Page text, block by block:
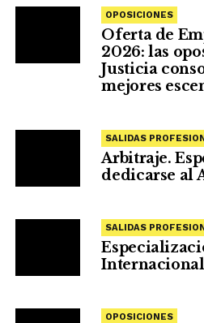
OPOSICIONES
Oferta de
2026: las
Justicia
mejores
SALIDAS
Arbitraje.
dedicarse al
SALIDAS
Internacional
OPOSICIONES